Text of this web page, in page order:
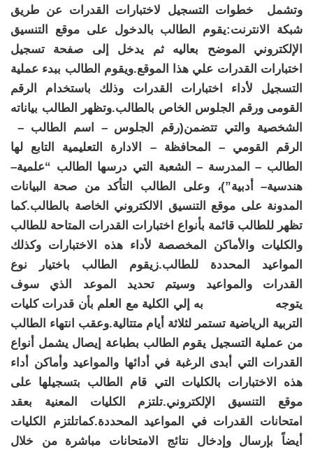
وتشمل خطوات التسجيل لاختبارات القدرات عن طريق
شبكة الانترنت:يقوم الطالب بالدخول على موقع التنسيق
الإلكتروني الموضح بعاليه ثم يدخل إلى صفحة تسجيل
اختبارات القدرات علي هذا الموقع.ويقوم الطالب ببدء عملية
التسجيل لأداء اختبارات القدرات وذلك باستخدام الرقم
القومى ورقم الجلوس الخاص بالطالب.وتظهر الطالب بياناته
الشخصية والتي تتضمن(رقم الجلوس – اسم الطالب –
الرقم القومي – المحافظة – الادارة التعليمية التابع لها
الطالب – المدرسة – الشعبة التي درسها الطالب “علمية–
هندسية– أدبية”)، وعلى الطالب التأكد من صحة البيانات
المدونة على موقع التنسيق الالكتروني الخاصة بالطالب.كما
تظهر للطالب قائمة بأنواع اختبارات القدرات المتاحة للطالب
والكليات والأماكن المخصصة لأداء هذه الاختبارات وكذلك
المواعيد المحددة للطالب.زيقوم الطالب باختيار نوع
القدرات والمواعيد وسيتم تحديد الموعد الذي سوف
يتوجه به إلي الكلية مع العلم بأن قدرات كليات
التربية الرياضية تستمر لثلاثة أيام متتالية.وعقب انتهاء الطالب
من عملية التسجيل يقوم الطالب بطباعة إيصال يشمل أنواع
القدرات التي أبدى الرغبة في أدائها والمواعيد وأماكن أداء
هذه الاختبارات بالكليات التي قام الطالب بتسجيلها على
موقع التنسيق الإلكتروني.تلتزم الكليات المعنية بعقد
امتحانات القدرات في المواعيد المحددة.كماتلتزم الكليات
أيضاً بإرسال وإدخال نتائج الامتحانات مباشرة من خلال